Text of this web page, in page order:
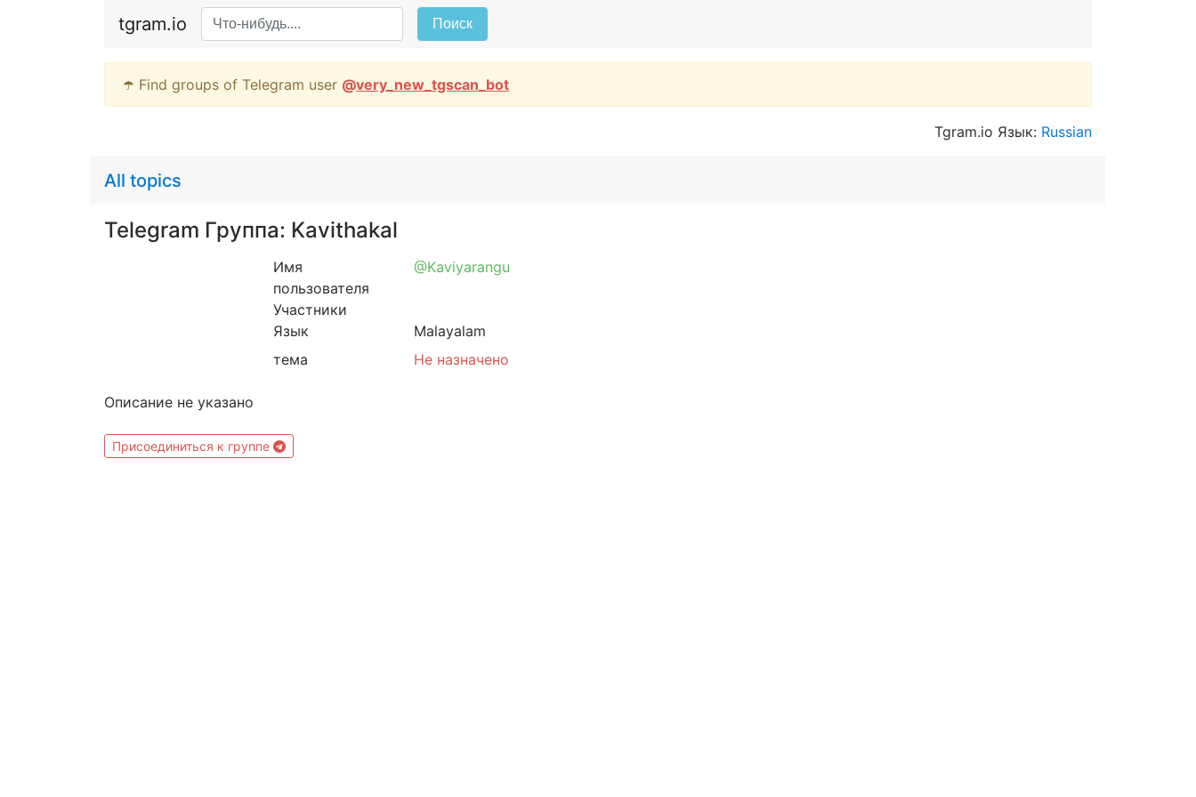
tgram.io Поиск
☂️ Find groups of Telegram user @very_new_tgscan_bot
Tgram.io Язык: Russian
All topics
Telegram Группа: Kavithakal
Имя
пользователя
@Kaviyarangu
Участники
Язык
Malayalam
тема
Не назначено
Описание не указано
Присоединиться к группе